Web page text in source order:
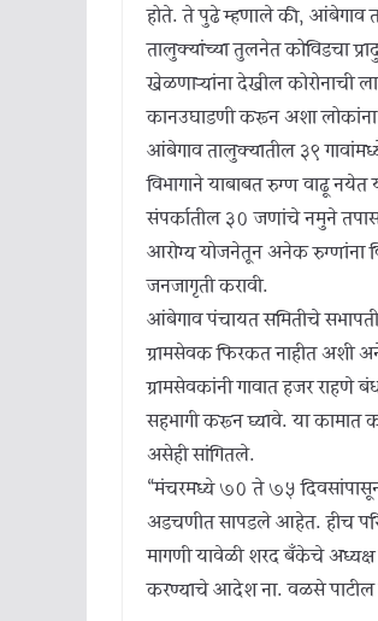
होते. ते पुढे म्हणाले की, आंबेगाव
तालुक्यांच्या तुलनेत कोविडचा
खेळणाऱ्यांना देखील कोरोनाची
कानउघाडणी करून अशा लोकांना
आंबेगाव तालुक्यातील ३९
विभागाने याबाबत रुग्ण वाढू नयेत
संपर्कातील ३० जणांचे नमुने
आरोग्य योजनेतून अनेक रुग्णांना
जनजागृती करावी.
आंबेगाव पंचायत समितीचे
ग्रामसेवक फिरकत नाहीत अशी
ग्रामसेवकांनी गावात हजर राहणे
सहभागी करून घ्यावे. या कामात
असेही सांगितले.
“मंचरमध्ये ७० ते ७५
अडचणीत सापडले आहेत. हीच
मागणी यावेळी शरद बँकेचे अध्यक्ष
करण्याचे आदेश ना. वळसे पाटील